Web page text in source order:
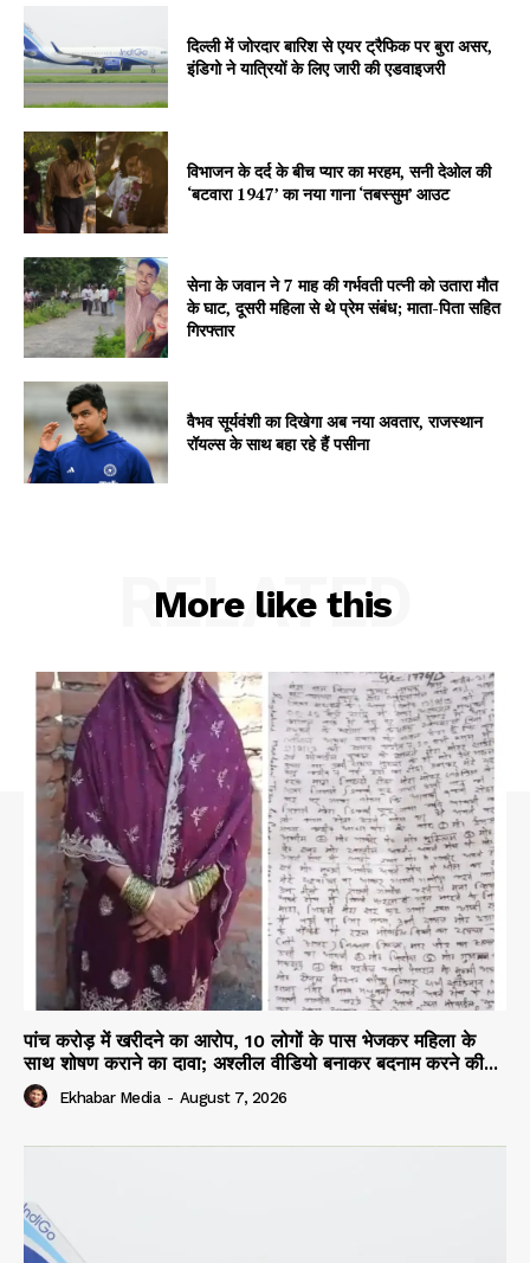
Contact us
Subscription Plans
My account
दिल्ली में जोरदार बारिश से एयर ट्रैफिक पर बुरा असर,
इंडिगो ने यात्रियों के लिए जारी की एडवाइजरी
विभाजन के दर्द के बीच प्यार का मरहम, सनी देओल की
‘बटवारा 1947’ का नया गाना ‘तबस्सुम’ आउट
सेना के जवान ने 7 माह की गर्भवती पत्नी को उतारा मौत
के घाट, दूसरी महिला से थे प्रेम संबंध; माता-पिता सहित
गिरफ्तार
वैभव सूर्यवंशी का दिखेगा अब नया अवतार, राजस्थान
रॉयल्स के साथ बहा रहे हैं पसीना
More like this
RELATED
पांच करोड़ में खरीदने का आरोप, 10 लोगों के पास भेजकर महिला के
साथ शोषण कराने का दावा; अश्लील वीडियो बनाकर बदनाम करने की...
Ekhabar Media - August 7, 2026